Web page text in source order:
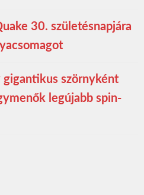
30. születésnapjára
gigantikus szörnyként
legújabb spin-